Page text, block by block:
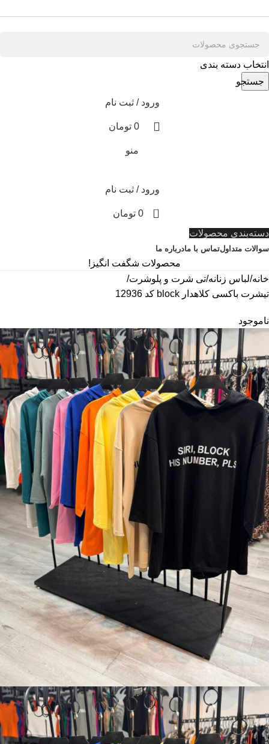
انتخاب دسته بندی
جستجو
ورود / ثبت نام
0 تومان
منو
ورود / ثبت نام
0
0 تومان
دسته‌بندی محصولات
سوالات متداولتماس با مادرباره ما
محصولات شگفت انگیز!
خانه لباس زنانه تی شرت و پلوشرت
تیشرت باکسی کلاهدار block کد 12936
ناموجود